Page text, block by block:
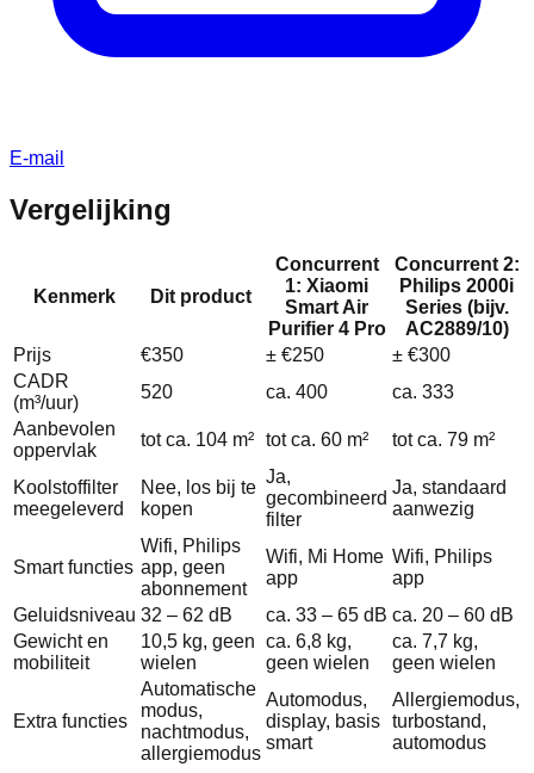
E-mail
Vergelijking
Kenmerk Dit product
Concurrent
1: Xiaomi
Smart Air
Purifier 4 Pro
Concurrent 2:
Philips 2000i
Series (bijv.
AC2889/10)
Prijs
€350 ± €250
± €300
CADR
(m³/uur)
520 ca. 400
ca. 333
Aanbevolen
oppervlak
tot ca. 104 m² tot ca. 60 m² tot ca. 79 m²
Koolstoffilter
meegeleverd
Nee, los bij te
kopen
Ja,
gecombineerd
filter
Ja, standaard
aanwezig
Smart functies
Wifi, Philips
app, geen
abonnement
Wifi, Mi Home
app
Wifi, Philips
app
Geluidsniveau 32 – 62 dB ca. 33 – 65 dB ca. 20 – 60 dB
Gewicht en
mobiliteit
10,5 kg, geen
wielen
ca. 6,8 kg,
geen wielen
ca. 7,7 kg,
geen wielen
Extra functies
Automatische
modus,
nachtmodus,
allergiemodus
Automodus,
display, basis
smart
Allergiemodus,
turbostand,
automodus